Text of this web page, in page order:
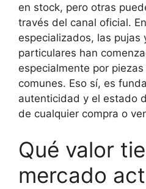
en stock, pero otras
través del canal oficial.
especializados, las pujas
particulares han
especialmente por
comunes. Eso sí, es
autenticidad y el estado
de cualquier compra o
Qué valor
mercado